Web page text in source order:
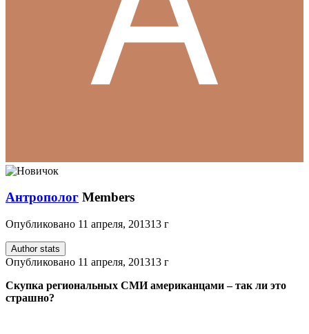
Антрополог Members
Опубликовано 11 апреля, 201313 г
Author stats
Опубликовано 11 апреля, 201313 г
Скупка региональных СМИ американцами – так ли это
страшно?